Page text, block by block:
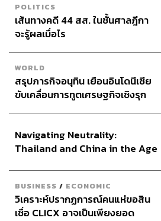
POLITICS
เส้นทางคดี 44 สส. ในชั้นศาลฎีกา
จะรู้ผลเมื่อไร
WORLD
สรุปภารกิจอนุทิน เยือนอินโดนีเซีย
ขับเคลื่อนการทูตเศรษฐกิจเชิงรุก
Navigating Neutrality:
Thailand and China in the Age
BUSINESS / ECONOMIC
วิเคราะห์ปรากฏการณ์คนแห่ขอสิน
เชื่อ CLICX อาจเป็นเพียงยอด